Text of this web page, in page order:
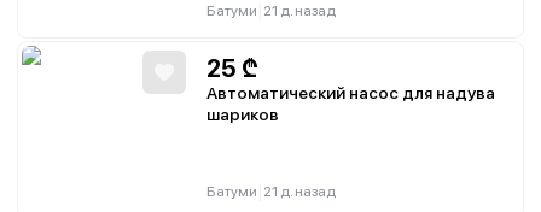
Батуми 21 д. назад
25 ₾
Автоматический насос для надува
шариков
Батуми 21 д. назад